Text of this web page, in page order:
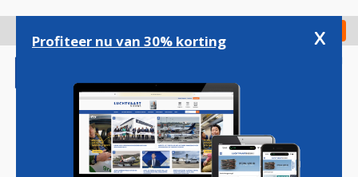
gaan
Check in
Profiteer nu van 30% korting x